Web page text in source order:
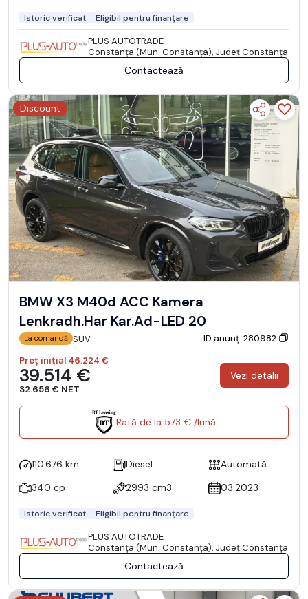
Istoric verificat Eligibil pentru finanțare
PLUS AUTOTRADE
Constanţa (Mun. Constanţa), Județ Constanţa
Contactează
Discount
BMW X3 M40d ACC Kamera
Lenkradh.Har Kar.Ad-LED 20
La comandă SUV
ID anunț: 280982
Preț inițial46.224 €
39.514 €
32.656 € NET
Vezi detalii
Rată de la 573 € /lună
110.676 km Diesel
Automată
340 cp
2993 cm3 03.2023
Istoric verificat Eligibil pentru finanțare
PLUS AUTOTRADE
Constanţa (Mun. Constanţa), Județ Constanţa
Contactează